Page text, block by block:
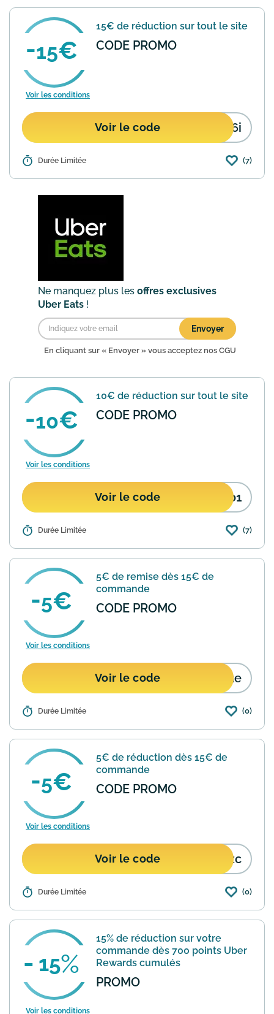
minimum d'achat. Utilisez le code eats-
k2pn3k lors de votre commande pour
bénéficier de cette off...En savoir plus
15
15€ de réduction sur tout le site
CODE PROMO
Voir les conditions
Voir le code t6i
Détails : Uber Eats propose une offre de 15€ de
plus
Durée Limitée (7)
Ne manquez plus les offres exclusives
Uber Eats !
Envoyer
En cliquant sur « Envoyer » vous acceptez nos CGU
10
10€ de réduction sur tout le site
CODE PROMO
Voir les conditions
Voir le code qo1
Détails : Profitez de 10€ de réduction sur
Eats. Utilisez le code promo eats-
0eukrdyqo1 lors de votre prochaine
commande pour bénéficier de cette ...
En savoir plus
Durée Limitée (7)
5
5€ de remise dès 15€ de
commande
CODE PROMO
Voir les conditions
Voir le code 6ue
Détails : Uber Eats vous offre une remise de 5€
applicable dès 15€ d'achat. Ce code
promo est valable sur tout le site et
exclusivement pour les nouvea...En
savoir plus
Durée Limitée (0)
5
5€ de réduction dès 15€ de
commande
CODE PROMO
Voir les conditions
Voir le code czc
Détails : Voici une réduction de 5 € pour
commande (15 € minimum). Offre
soumise à conditions. Code à saisir au
moment du paiement.En savoir plus
Durée Limitée (0)
15
15% de réduction sur votre
commande dès 700 points Uber
Rewards cumulés
PROMO
Voir les conditions